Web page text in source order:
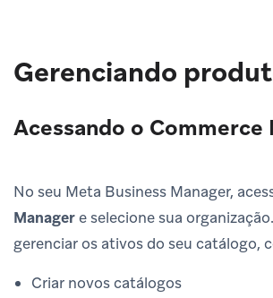
Gerenciando
Acessando o Commerce
No seu Meta Business Manager,
Managere selecione sua
gerenciar os ativos do seu catálogo,
Criar novos catálogos